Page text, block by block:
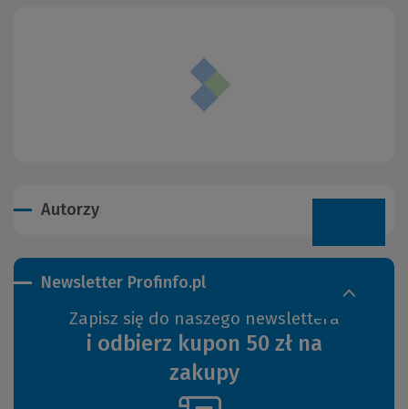
Autorzy
Newsletter Profinfo.pl
Zapisz się do naszego newslettera
i odbierz kupon 50 zł na
zakupy